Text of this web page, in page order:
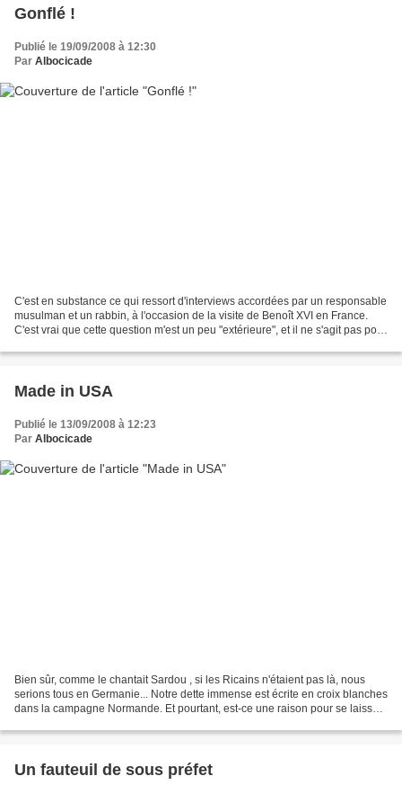
Gonflé !
Publié le 19/09/2008 à 12:30
Par Albocicade
C'est en substance ce qui ressort d'interviews accordées par un responsable
musulman et un rabbin, à l'occasion de la visite de Benoît XVI en France.
C'est vrai que cette question m'est un peu "extérieure", et il ne s'agit pas pour
Made in USA
Publié le 13/09/2008 à 12:23
Par Albocicade
Bien sûr, comme le chantait Sardou , si les Ricains n'étaient pas là, nous
serions tous en Germanie... Notre dette immense est écrite en croix blanches
dans la campagne Normande. Et pourtant, est-ce une raison pour se laisser
Un fauteuil de sous préfet